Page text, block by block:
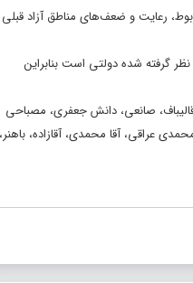
رعایت و ضعف‌های مناطق آزاد قبلی
گرفته شده دولتی است بنابراین
صانعی، دانش جعفری، مصباحی
عراقی، آقا محمدی، آقازاده، باهنر،